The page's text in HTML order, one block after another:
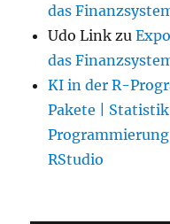
das
Udo Link zu
das
KI in der R-
Pakete | Statistik
RStudio